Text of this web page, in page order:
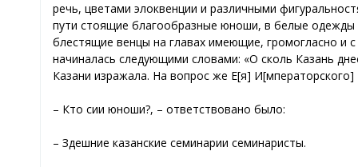
речь, цветами элоквенции и различными
пути стоящие благообразные юноши, в белые одежды
блестящие венцы на главах имеющие, громогласно и
начиналась следующими словами: «О сколь Казань
Казани изражала. На вопрос же Е[я] И[мператорского]
– Кто сии юноши?, – ответствовано было:
– Здешние казанские семинарии семинаристы.